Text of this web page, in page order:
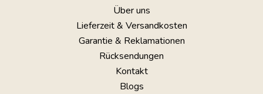
Über uns
Lieferzeit & Versandkosten
Garantie & Reklamationen
Rücksendungen
Kontakt
Blogs